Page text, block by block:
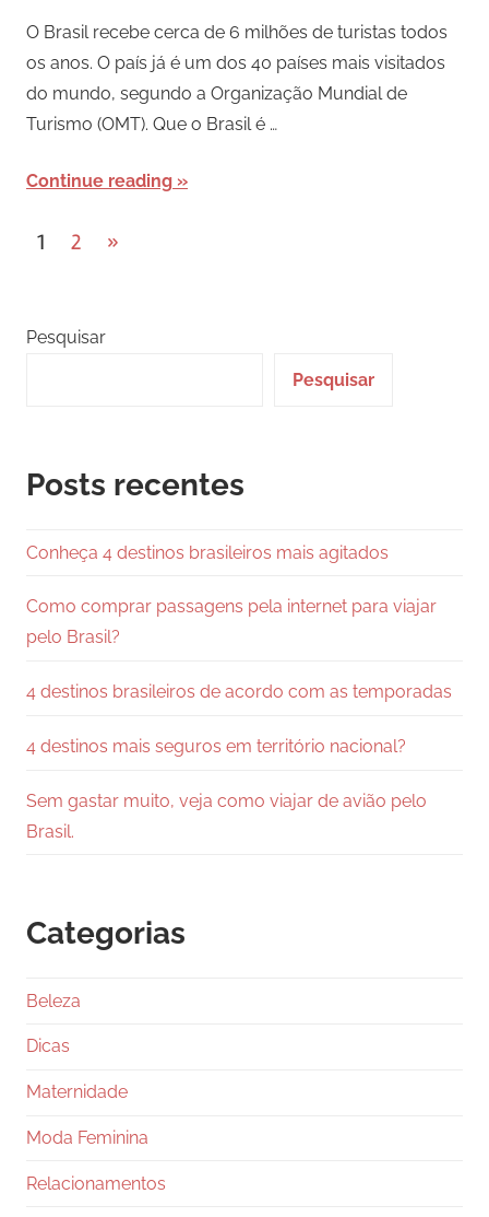
O Brasil recebe cerca de 6 milhões de turistas todos
os anos. O país já é um dos 40 países mais visitados
do mundo, segundo a Organização Mundial de
Turismo (OMT). Que o Brasil é …
Continue reading
Paginação
posts
1 2
Next
»
Pesquisar
Pesquisar
Posts recentes
Conheça 4 destinos brasileiros mais agitados
Como comprar passagens pela internet para viajar
pelo Brasil?
4 destinos brasileiros de acordo com as temporadas
4 destinos mais seguros em território nacional?
Sem gastar muito, veja como viajar de avião pelo
Brasil.
Categorias
Beleza
Dicas
Maternidade
Moda Feminina
Relacionamentos